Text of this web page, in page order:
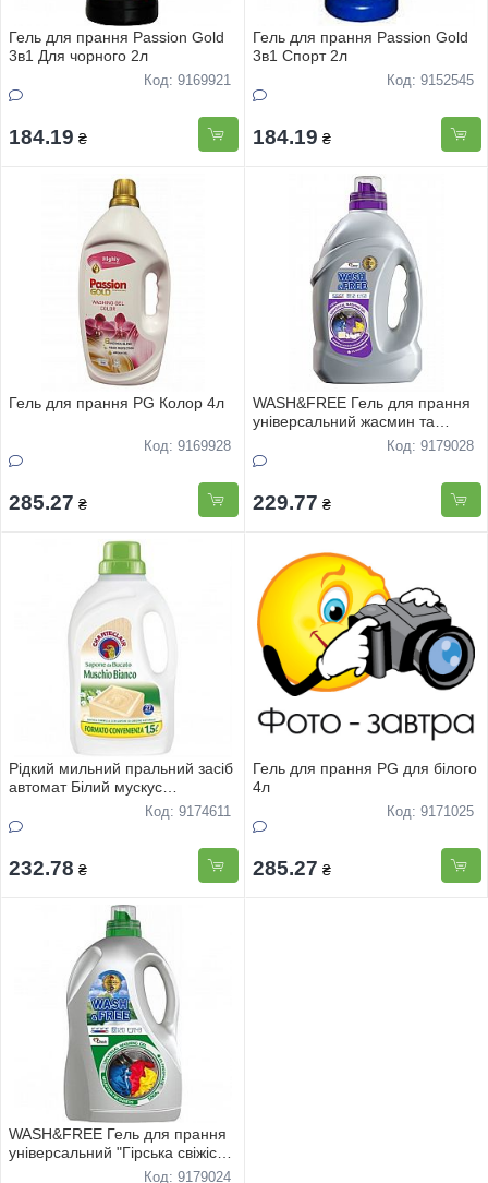
Гель для прання Passion Gold
3в1 Для чорного 2л
Код: 9169921
184.19 ₴
Гель для прання Passion Gold
3в1 Спорт 2л
Код: 9152545
184.19 ₴
Гель для прання PG Колор 4л
Код: 9169928
285.27 ₴
WASH&FREE Гель для прання
універсальний жасмин та
лаванда з марсельським
милом 5000г
Код: 9179028
229.77 ₴
Рідкий мильний пральний засіб
автомат Білий мускус
ChanteClair 1.5 л. 27 прань
Код: 9174611
232.78 ₴
Гель для прання PG для білого
4л
Код: 9171025
285.27 ₴
WASH&FREE Гель для прання
універсальний "Гірська свіжість"
Код: 9179024